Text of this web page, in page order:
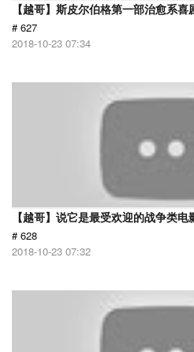
【越哥】斯皮尔伯格第一部治愈系
# 627
2018-10-23 07:34
【越哥】说它是最受欢迎的战争类电
# 628
2018-10-23 07:32